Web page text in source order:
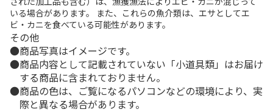
いる場合があります。 また、これらの魚介類は、エサとしてエ
ビ・カニを食べている可能性があります。
その他
商品写真はイメージです。
商品内容として記載されていない「小道具類」はお届け
する商品に含まれておりません。
商品の色は、ご覧になるパソコンなどの環境により、実
際と異なる場合があります。